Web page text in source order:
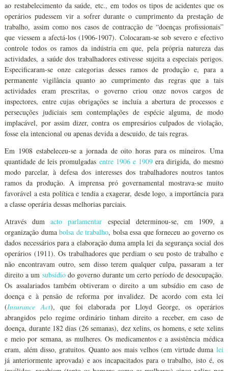
ao restabelecimento da saúde, etc., em todos os tipos de acidentes que os
operários pudessem vir a sofrer durante o cumprimento da prestação de
trabalho, assim como nos casos de contracção de “doenças profissionais”
que viessem a afectá-los (1906-1907). Colocaram-se sob severo e efectivo
controle todos os ramos da indústria em que, pela própria natureza das
actividades, a saúde dos trabalhadores estivesse sujeita a especiais perigos.
Especificaram-se onze categorias desses ramos de produção e, para a
permanente vigilância quanto ao cumprimento das regras que a tais
actividades eram prescritas, o governo criou onze novos cargos de
inspectores, entre cujas obrigações se incluía a abertura de processos e
persecuções judiciais sem contemplações de espécie alguma, de modo
implacável, por assim dizer, contra os empresários culpados de violação,
fosse ela intencional ou apenas devida a descuido, de tais regras.
Em 1908 estabeleceu-se a jornada de oito horas para os mineiros. Uma
quantidade de leis promulgadas entre 1906 e 1909era dirigida, do mesmo
modo parcelar, à defesa dos interesses dos trabalhadores noutros tantos
ramos da produção. A imprensa pró governamental mostrava-se muito
favorável a esta política e tendia a exagerar, desde logo, a importância para
a classe operária dessas melhorias parciais.
Através dumacto parlamentar especial determinou-se, em 1909, a
organização dumabolsa de trabalho, bolsa essa que forneceu ao governo os
dados necessários para a elaboração duma ampla lei da segurança social dos
operários (1911). Os trabalhadores que perdiam o seu posto de trabalho e
não encontravam outro, sem disso terem qualquer culpa, passaram a ter
direito a um subsídiodo governo durante um certo período de desocupação.
Os assalariados também obtiveram o direito a um subsídio em caso de
doença e à pensão de reforma por invalidez. De acordo com esta lei
(Insurance Act), que foi elaborada por Lloyd George, os operários
abrangidos pelo regime ordinário tinham direito a receber, em caso de
doença, durante 182 dias (26 semanas), dez xelins, os homens, e sete xelins
e meio por semana, as mulheres. Os medicamentos e a assistência médica
eram, além disso, gratuitos. Quanto aos mais velhos (em virtude duma lei
já anteriormente aprovada) e aos incapacitados para o trabalho, isto é, os